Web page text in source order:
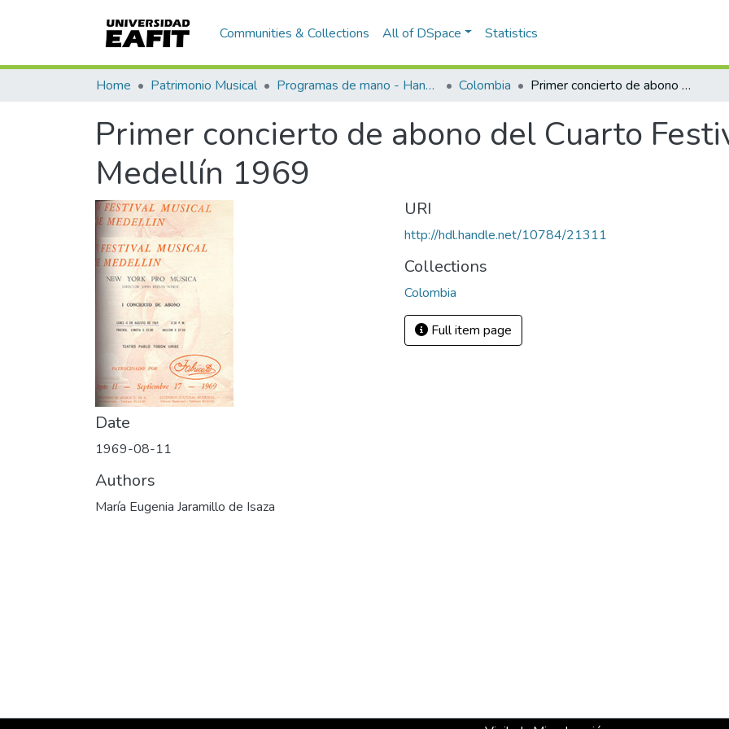
Communities & Collections All of DSpace Statistics
Home Patrimonio Musical Programas de mano - Hand programs Colombia Primer concierto de abono del Cuarto Festival Musical de Medellín 1969
Primer concierto de abono del Cuarto
Medellín 1969
Date
1969-08-11
Authors
María Eugenia Jaramillo de Isaza
URI
http://hdl.handle.net/10784/21311
Collections
Colombia
Full item page